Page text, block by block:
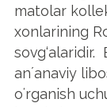
matolar
xonlarining
sovg‘alaridir.
anʼanaviy
oʻrganish